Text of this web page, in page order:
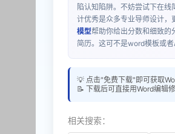
陷认知陷阱。不妨尝试下在
计优秀是众多专业导师设计，
模型帮助你给出分数和细致的
简历。这可不是word模板或者
💡 点击"免费下载"即可获取
📝 下载后可直接用Word编辑
相关搜索：